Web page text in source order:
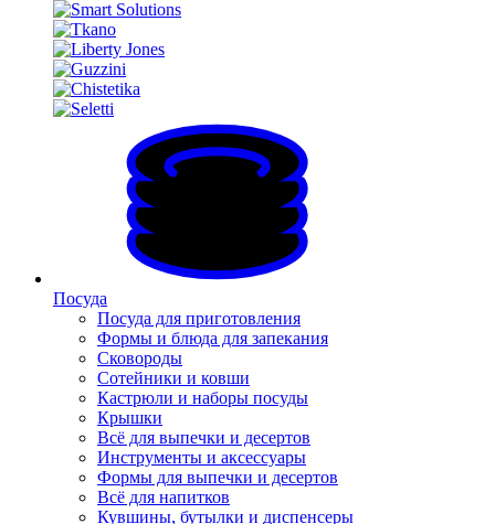
Посуда
Посуда для приготовления
Формы и блюда для запекания
Сковороды
Сотейники и ковши
Кастрюли и наборы посуды
Крышки
Всё для выпечки и десертов
Инструменты и аксессуары
Формы для выпечки и десертов
Всё для напитков
Кувшины, бутылки и диспенсеры